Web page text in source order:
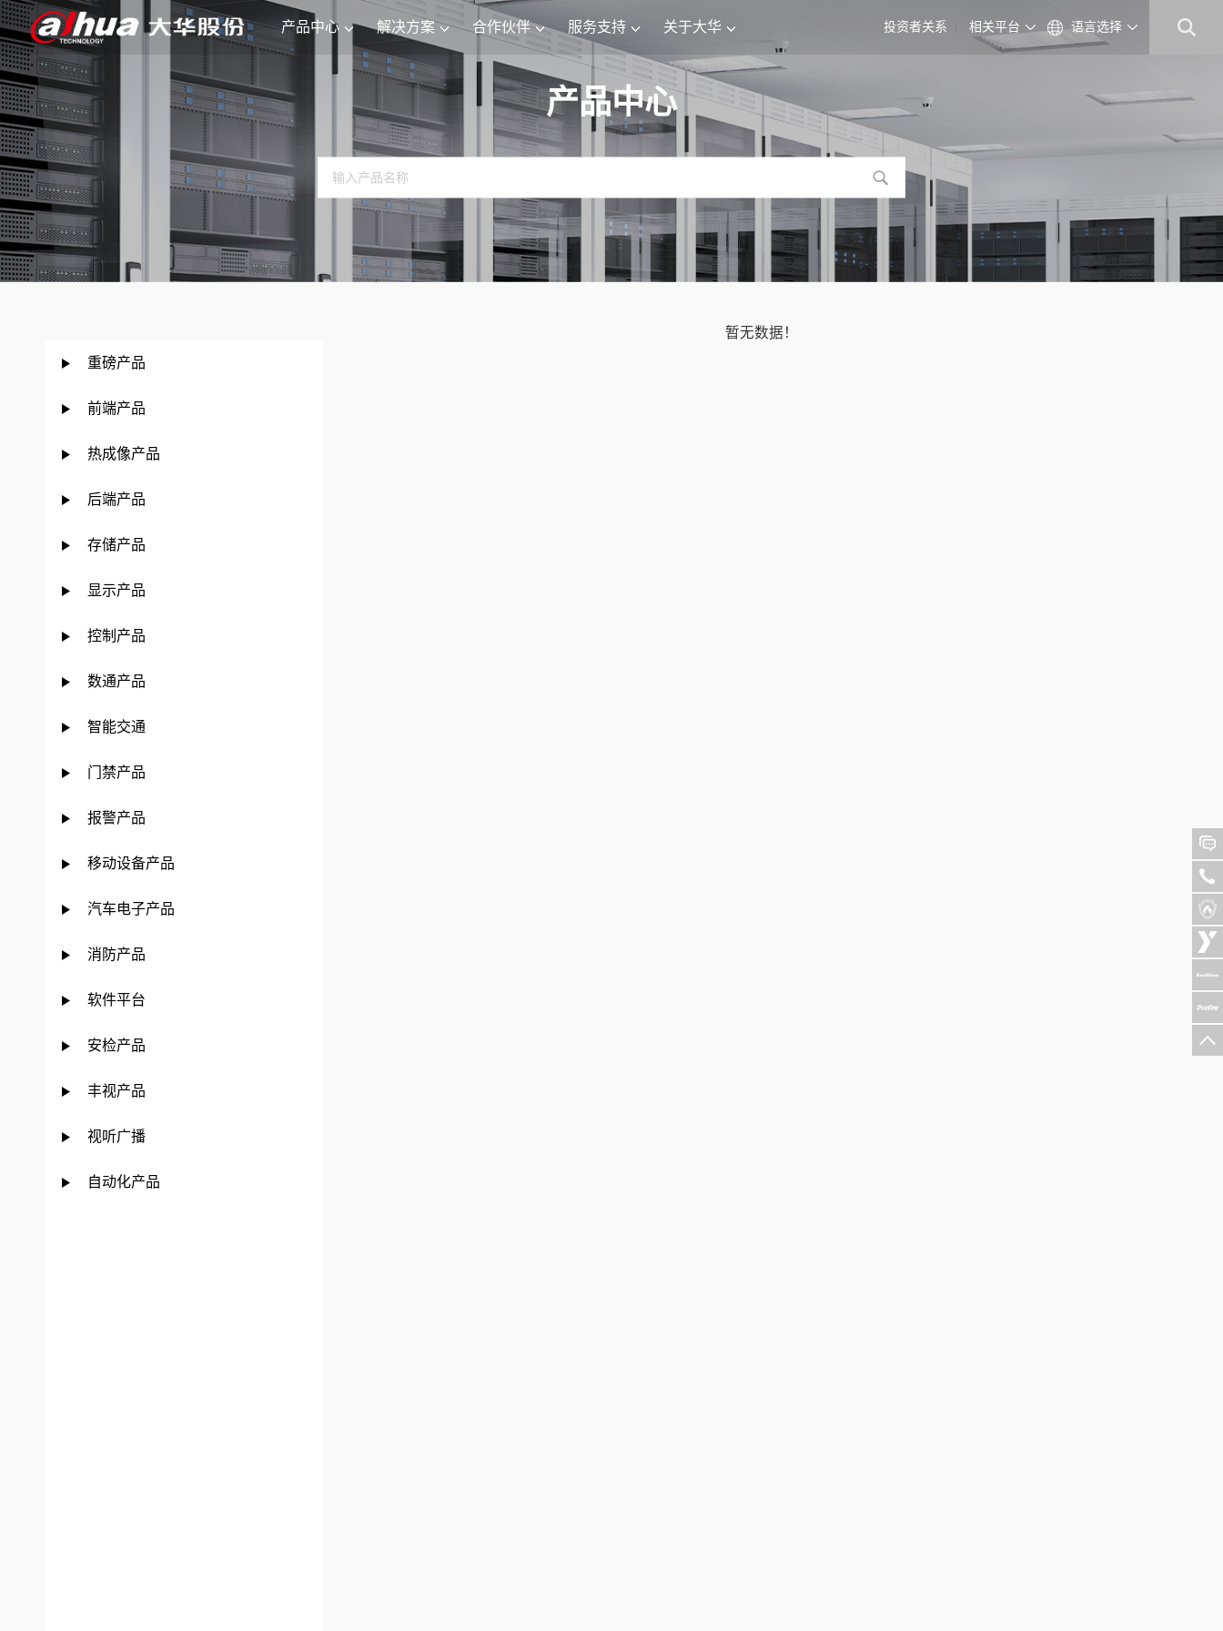
语言选择
相关平台
投资者关系
产品中心 解决方案 合作伙伴 服务支持 关于大华
产品中心
重磅产品
前端产品
热成像产品
后端产品
存储产品
显示产品
控制产品
数通产品
智能交通
门禁产品
报警产品
移动设备产品
汽车电子产品
消防产品
软件平台
安检产品
丰视产品
视听广播
自动化产品
暂无数据！